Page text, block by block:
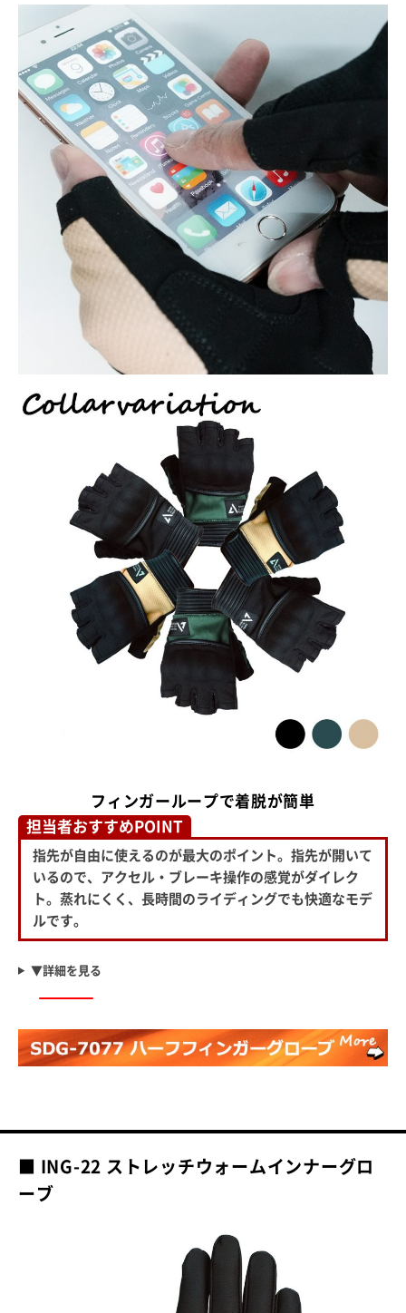
フィンガーループで着脱が簡単
担当者おすすめPOINT
指先が自由に使えるのが最大のポイント。指先が開いて
いるので、アクセル・ブレーキ操作の感覚がダイレク
ト。蒸れにくく、長時間のライディングでも快適なモデ
ルです。
▼詳細を見る
■ ING-22 ストレッチウォームインナーグロ
ーブ